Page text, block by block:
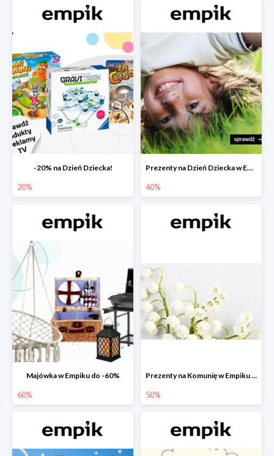
-20% na Dzień Dziecka!
20%
Prezenty na Dzień Dziecka w Empiku do -40%
40%
Majówka w Empiku do -60%
60%
Prezenty na Komunię w Empiku do -50%
50%